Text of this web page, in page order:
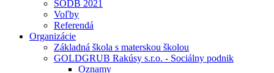
SODB 2021
Voľby
Referendá
Organizácie
Základná škola s materskou školou
GOLDGRUB Rakúsy s.r.o. - Sociálny podnik
Oznamy